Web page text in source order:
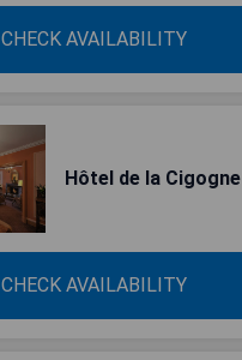
CHECK AVAILABILITY
Hôtel de la Cigogne
CHECK AVAILABILITY